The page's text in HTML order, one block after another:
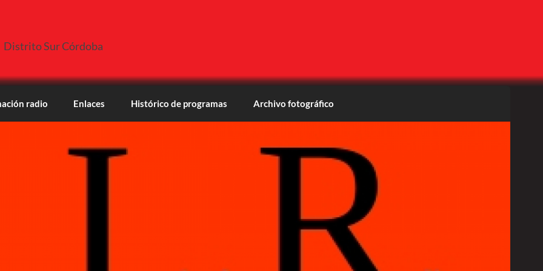
Distrito Sur Córdoba
radio Enlaces Histórico de programas Archivo fotográfico